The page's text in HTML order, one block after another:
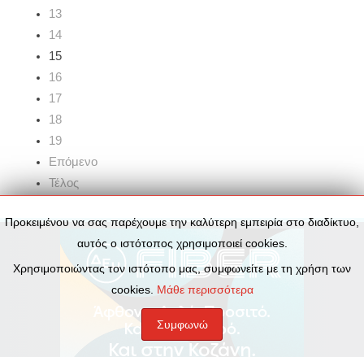
13
14
15
16
17
18
19
Επόμενο
Τέλος
Προκειμένου να σας παρέχουμε την καλύτερη εμπειρία στο διαδίκτυο,
αυτός ο ιστότοπος χρησιμοποιεί cookies.
Χρησιμοποιώντας τον ιστότοπο μας, συμφωνείτε με τη χρήση των
cookies. Μάθε περισσότερα
Συμφωνώ